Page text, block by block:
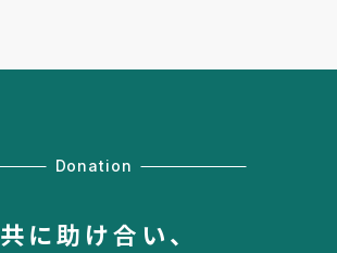
Donation
共に助け合い、